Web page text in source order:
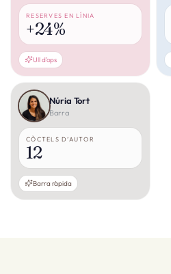
RESERVES EN LÍNIA
+24%
Ull d’ops
Núria Tort
Barra
CÒCTELS D’AUTOR
12
Barra ràpida